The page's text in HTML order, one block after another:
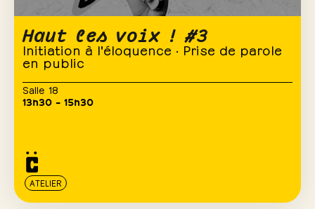
Haut les voix ! #3
Initiation à l'éloquence · Prise de parole
en public
Salle 18
13h30 – 15h30
ATELIER